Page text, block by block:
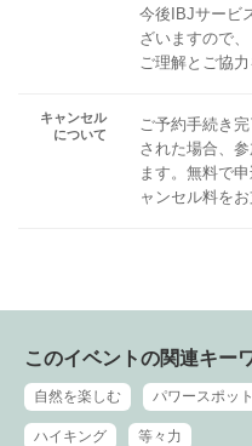
今後IBJサービ
ざいますので、
ご理解とご協
キャンセル
について
ご予約手続き
された場合、
ます。無料で
ャンセル料を
このイベントの関連キー
自然を楽しむ パワースポット
ハイキング 等々力